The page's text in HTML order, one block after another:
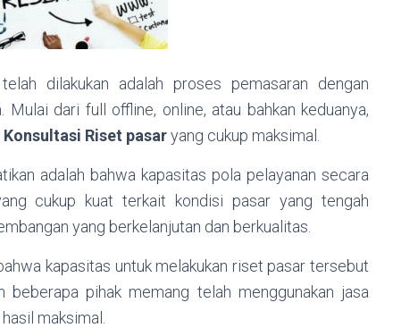
dilakukan adalah proses pemasaran dengan
dari full offline, online, atau bahkan keduanya,
Konsultasi Riset pasaryang cukup maksimal.
adalah bahwa kapasitas pola pelayanan secara
cukup kuat terkait kondisi pasar yang tengah
yang berkelanjutan dan berkualitas.
kapasitas untuk melakukan riset pasar tersebut
beberapa pihak memang telah menggunakan jasa
maksimal.